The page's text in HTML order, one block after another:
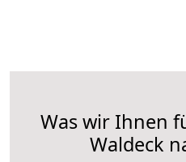
Was wir Ihnen
Waldeck